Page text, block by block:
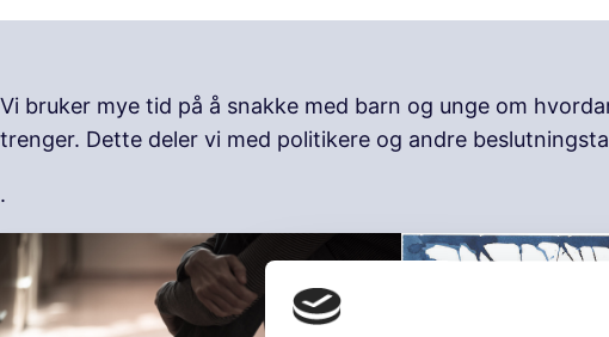
Vi bruker mye tid på å snakke med barn og unge om
trenger. Dette deler vi med politikere og andre
.